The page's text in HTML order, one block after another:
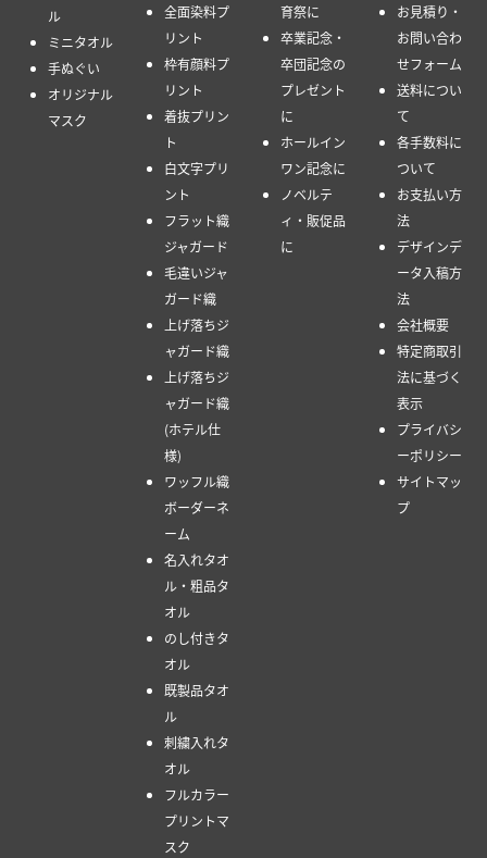
ル
ミニタオル
手ぬぐい
オリジナル
マスク
全面染料プ
リント
枠有顔料プ
リント
着抜プリン
ト
白文字プリ
ント
フラット織
ジャガード
毛違いジャ
ガード織
上げ落ちジ
ャガード織
上げ落ちジ
ャガード織
(ホテル仕
様)
ワッフル織
ボーダーネ
ーム
名入れタオ
ル・粗品タ
オル
のし付きタ
オル
既製品タオ
ル
刺繍入れタ
オル
フルカラー
プリントマ
スク
育祭に
卒業記念・
卒団記念の
プレゼント
に
ホールイン
ワン記念に
ノベルテ
ィ・販促品
に
お見積り・
お問い合わ
せフォーム
送料につい
て
各手数料に
ついて
お支払い方
法
デザインデ
ータ入稿方
法
会社概要
特定商取引
法に基づく
表示
プライバシ
ーポリシー
サイトマッ
プ